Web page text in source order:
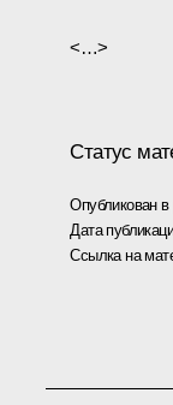
<…>
Статус
Опубликован в
Дата
Ссылка на